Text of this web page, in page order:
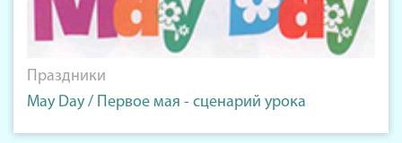
Праздники
May Day / Первое мая - сценарий урока